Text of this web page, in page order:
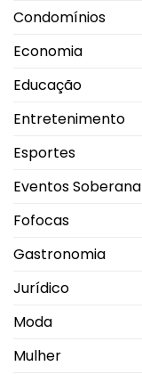
Condomínios
Economia
Educação
Entretenimento
Esportes
Eventos Soberana
Fofocas
Gastronomia
Jurídico
Moda
Mulher